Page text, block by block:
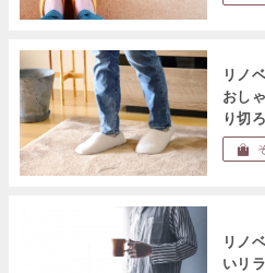
リノ
おし
り切
リノ
いリ